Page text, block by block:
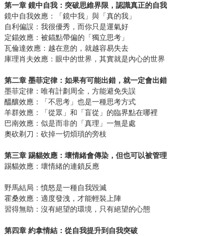
第一章 鏡中自我：突破思維界限，認識真正的自我
鏡中自我效應：「鏡中我」與「真的我」
自利偏誤：我很優秀，而你只是運氣好
定錨效應：被錨點帶偏的「獨立思考」
瓦倫達效應：越在意的，就越容易失去
庫理肖夫效應：眼中的世界，其實就是內心的世界
第二章 墨菲定律：如果有可能出錯，就一定會出錯
墨菲定律：唯有計劃周全，方能避免失誤
醞釀效應：「不思考」也是一種思考方式
羊群效應：「從眾」和「盲從」的臨界點在哪裡
巴南效應：似是而非的「真理」一無是處
奧砍剃刀：砍掉一切煩瑣的旁枝
第三章 踢貓效應：壞情緒會傳染，但也可以被管理
踢貓效應：壞情緒的連鎖反應
野馬結局：憤怒是一種自我毀滅
霍桑效應：適度發洩，才能輕裝上陣
習得無助：沒有絕望的環境，只有絕望的心態
第四章 約拿情結：從自我提升到自我突破